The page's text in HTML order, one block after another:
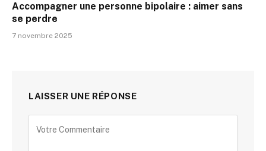
Accompagner une personne bipolaire : aimer sans
se perdre
7 novembre 2025
LAISSER UNE RÉPONSE